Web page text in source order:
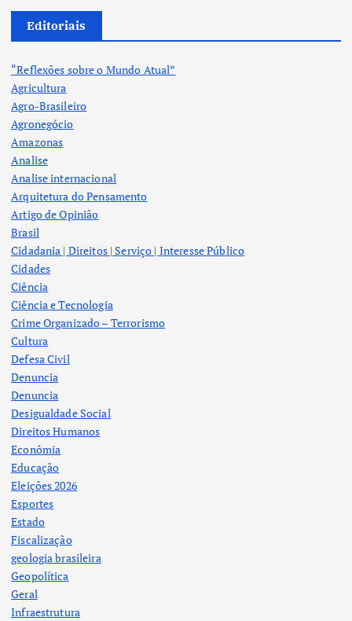
Editoriais
“Reflexões sobre o Mundo Atual”
Agricultura
Agro-Brasileiro
Agronegócio
Amazonas
Analise
Analise internacional
Arquitetura do Pensamento
Artigo de Opinião
Brasil
Cidadania | Direitos | Serviço | Interesse Público
Cidades
Ciência
Ciência e Tecnologia
Crime Organizado – Terrorismo
Cultura
Defesa Civil
Denuncia
Denuncia
Desigualdade Social
Direitos Humanos
Econômia
Educação
Eleições 2026
Esportes
Estado
Fiscalização
geologia brasileira
Geopolítica
Geral
Infraestrutura